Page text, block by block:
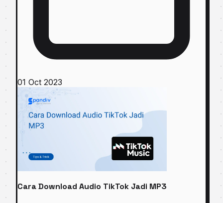
01 Oct 2023
Cara Download Audio TikTok Jadi MP3